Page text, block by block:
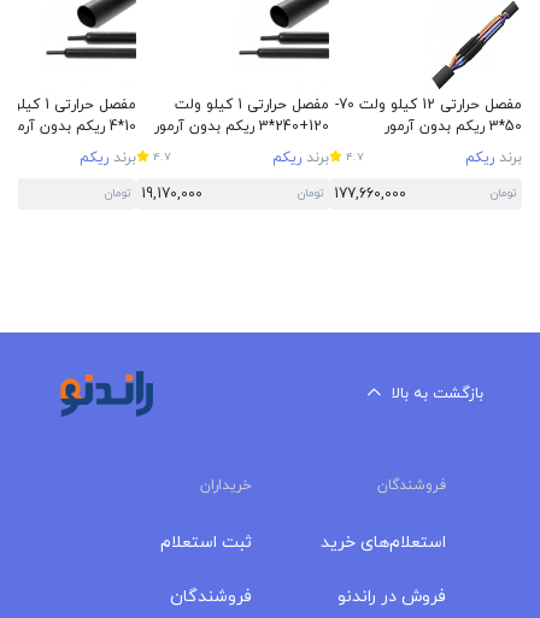
مفصل حرارتی 12 کیلو ولت 70-
50*3 ریکم بدون آرمور
برند ریکم 4.7
تومان 177,660,000
مفصل حرارتی 1 کیلو ولت
120+240*3 ریکم بدون آرمور
برند ریکم 4.7
تومان 19,170,000
10*4 ریکم بدون آرمور
برند ریکم
تومان
بازگشت به بالا
فروشندگان خریداران
استعلام‌های خرید
فروش در راندنو
ثبت استعلام
فروشندگان